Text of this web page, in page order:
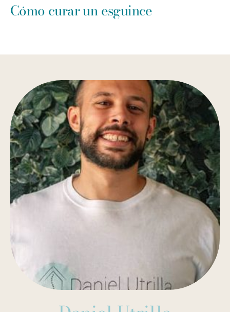
Cómo curar un esguince